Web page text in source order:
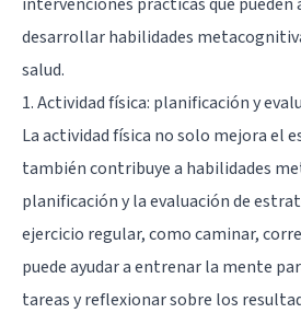
desarrollar habilidades
salud.
1. Actividad física: planificación y
La actividad física no solo mejora el
también contribuye a habilidades
planificación y la evaluación de
ejercicio regular, como caminar,
puede ayudar a entrenar la mente
tareas y reflexionar sobre los